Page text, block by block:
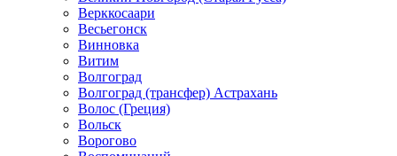
Верккосаари
Весьегонск
Винновка
Витим
Волгоград
Волгоград (трансфер) Астрахань
Волос (Греция)
Вольск
Ворогово